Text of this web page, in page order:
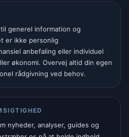
generel information og
er ikke personlig
anbefaling eller individuel
økonomi. Overvej altid din egen
rådgivning ved behov.
nyheder, analyser, guides og